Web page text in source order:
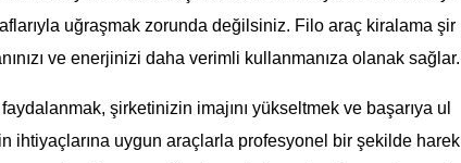
uğraşmak zorunda değilsiniz. Filo araç kiralama şir
ve enerjinizi daha verimli kullanmanıza olanak sağlar.
şirketinizin imajını yükseltmek ve başarıya ul
ihtiyaçlarına uygun araçlarla profesyonel bir şekilde harek